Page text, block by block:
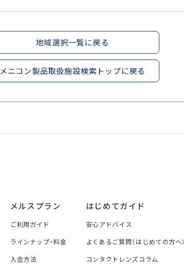
地域選択一覧に戻る
メニコン製品取扱施設検索トップに戻る
メルスプラン
ご利用ガイド
ラインナップ・料金
入会方法
はじめてガイド
安心アドバイス
よくあるご質問（はじめての方へ）
コンタクトレンズコラム